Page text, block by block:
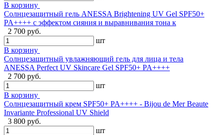
В корзину
Солнцезащитный гель ANESSA Brightening UV Gel SPF50+
PA++++ с эффектом сияния и выравнивания тона к
2 700 руб.
шт
В корзину
Солнцезащитный увлажняющий гель для лица и тела
ANESSA Perfect UV Skincare Gel SPF50+ PA++++
2 700 руб.
шт
В корзину
Cолнцезащитный крем SPF50+ PA++++ - Bijou de Mer Beaute
Invariante Professional UV Shield
3 800 руб.
шт